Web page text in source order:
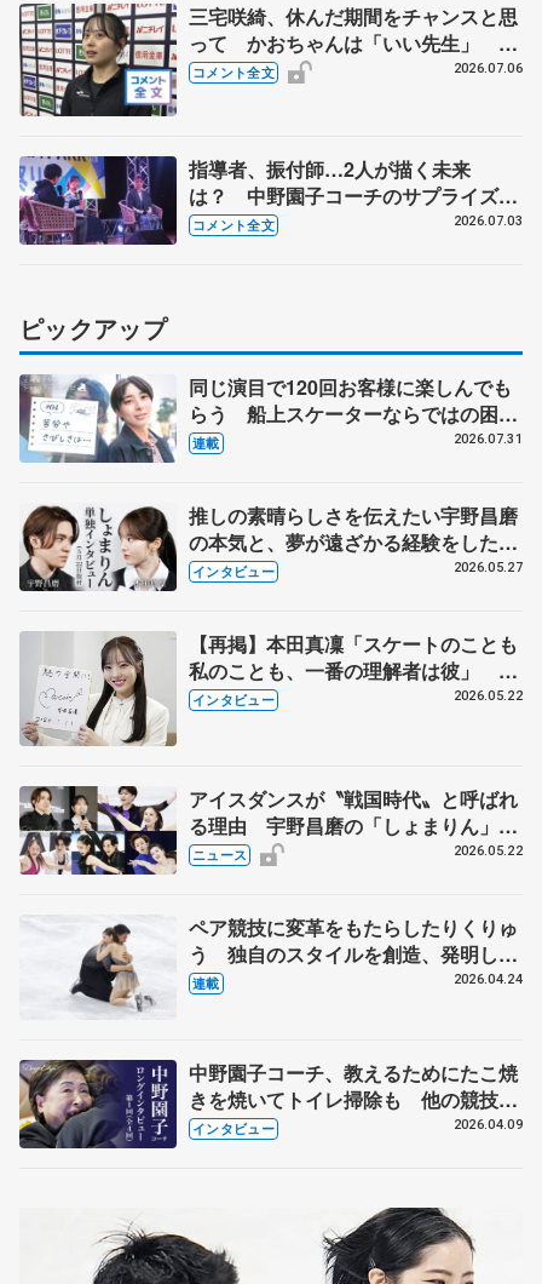
三宅咲綺、休んだ期間をチャンスと思
って かおちゃんは「いい先生」
【全日本シニア強化合宿】
コメント全文 2026.07.06
指導者、振付師…2人が描く未来
は？ 中野園子コーチのサプライズメ
ッセージも【坂本花織・樋口新葉
コメント全文 2026.07.03
ピックアップ
同じ演目で120回お客様に楽しんでも
らう 船上スケーターならではの困難
とは 影響あったPIW前キャプテン松
連載 2026.07.31
推しの素晴らしさを伝えたい宇野昌磨
の本気と、夢が遠ざかる経験をした本
田真凜の覚悟
インタビュー 2026.05.27
【再掲】本田真凜「スケートのことも
私のことも、一番の理解者は彼」 引
退時の単独インタビューで語った競技
インタビュー 2026.05.22
アイスダンスが〝戦国時代〟と呼ばれ
る理由 宇野昌磨の「しょまりん」ら
実力者が相次いで参戦 国内の競争激
ニュース 2026.05.22
ペア競技に変革をもたらしたりくりゅ
う 独自のスタイルを創造、発明した
【引退発表後②】
連載 2026.04.24
中野園子コーチ、教えるためにたこ焼
きを焼いてトイレ掃除も 他の競技に
も通用するという坂本花織の筋肉
インタビュー 2026.04.09